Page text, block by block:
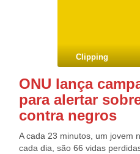
Clipping
ONU lança
para alertar
contra negros
A cada 23 minutos, um jovem
cada dia, são 66 vidas